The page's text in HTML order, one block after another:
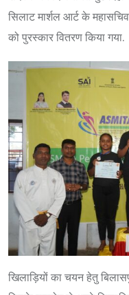
सिलाट मार्शल आर्ट के
को पुरस्कार वितरण किया गया.
खिलाड़ियों का चयन हेतु